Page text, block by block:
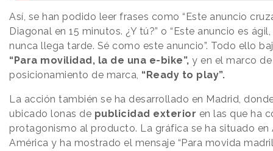
Así, se han podido leer frases como “Este anuncio
Diagonal en 15 minutos. ¿Y tú?” o “Este anuncio es
nunca llega tarde. Sé como este anuncio”. Todo ello
“Para movilidad, la de una e-bike”, y en el marco
posicionamiento de marca, “Ready to play”.
La acción también se ha desarrollado en Madrid,
ubicado lonas de publicidad exterior en las que ha
protagonismo al producto. La gráfica se ha situado en
América y ha mostrado el mensaje “Para movida